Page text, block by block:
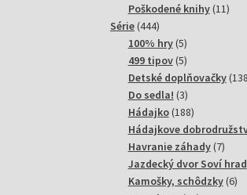
Poškodené knihy 1111
Série 444444
produktov
100% hry 55
produktov
499 tipov 55
produktov
Detské doplňovačky 138
Do sedla! 33
produkty
Hádajko 188188
produktov
Hádajkove
Havranie záhady 77
Jazdecký dvor Soví hrad
Kamošky, schôdzky 66